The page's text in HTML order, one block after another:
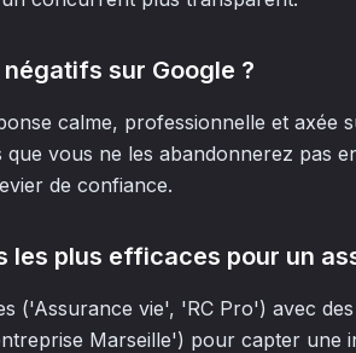
sur Google ?
calme, professionnelle et axée
vous ne les abandonnerez pas
de confiance.
plus efficaces pour un
('Assurance vie', 'RC Pro') avec
Marseille') pour capter une